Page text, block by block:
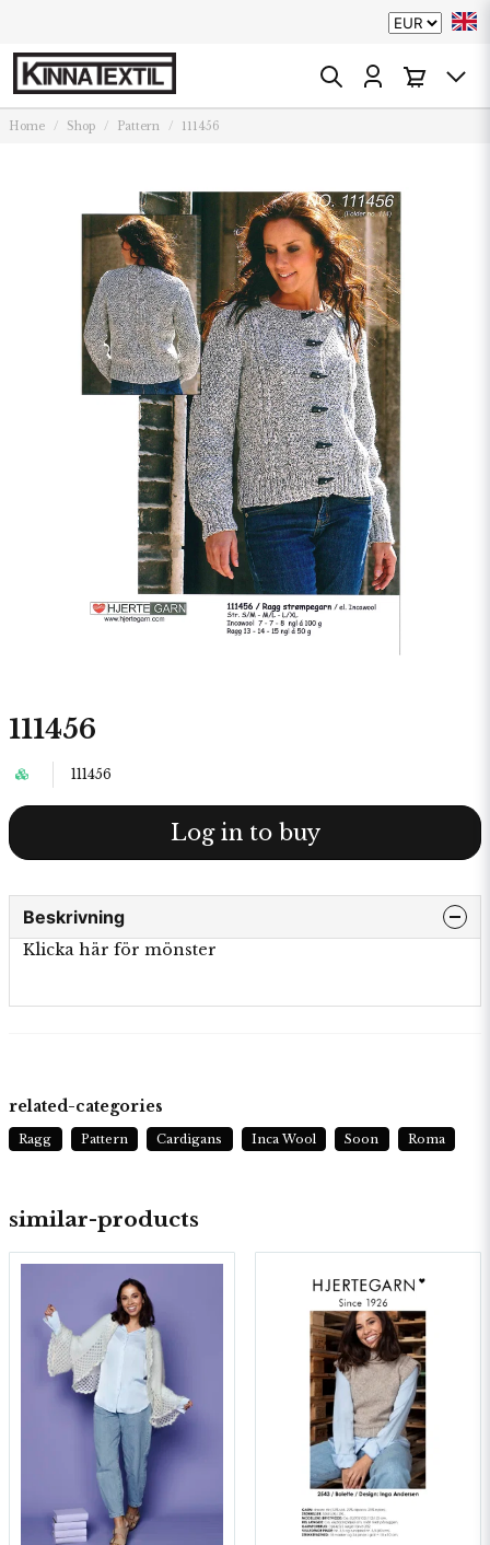
Home Shop Pattern 111456
111456
111456
Log in to buy
Beskrivning
Klicka här för mönster
similar-products
related-categories
Ragg Pattern Cardigans Inca Wool Soon Roma